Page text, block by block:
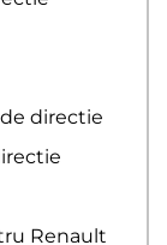
directie
Renault